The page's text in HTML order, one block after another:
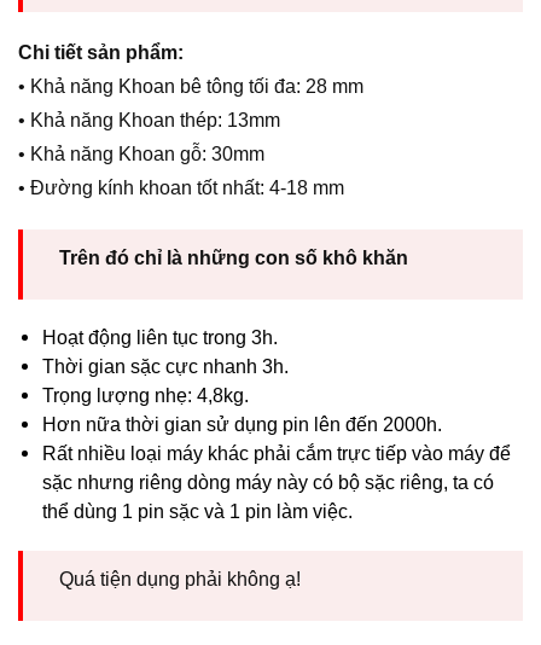
Chi tiết sản phẩm:
• Khả năng Khoan bê tông tối đa: 28 mm
• Khả năng Khoan thép: 13mm
• Khả năng Khoan gỗ: 30mm
• Đường kính khoan tốt nhất: 4-18 mm
Trên đó chỉ là những con số khô khăn
Hoạt động liên tục trong 3h.
Thời gian sặc cực nhanh 3h.
Trọng lượng nhẹ: 4,8kg.
Hơn nữa thời gian sử dụng pin lên đến 2000h.
Rất nhiều loại máy khác phải cắm trực tiếp vào máy để
sặc nhưng riêng dòng máy này có bộ sặc riêng, ta có
thể dùng 1 pin sặc và 1 pin làm việc.
Quá tiện dụng phải không ạ!